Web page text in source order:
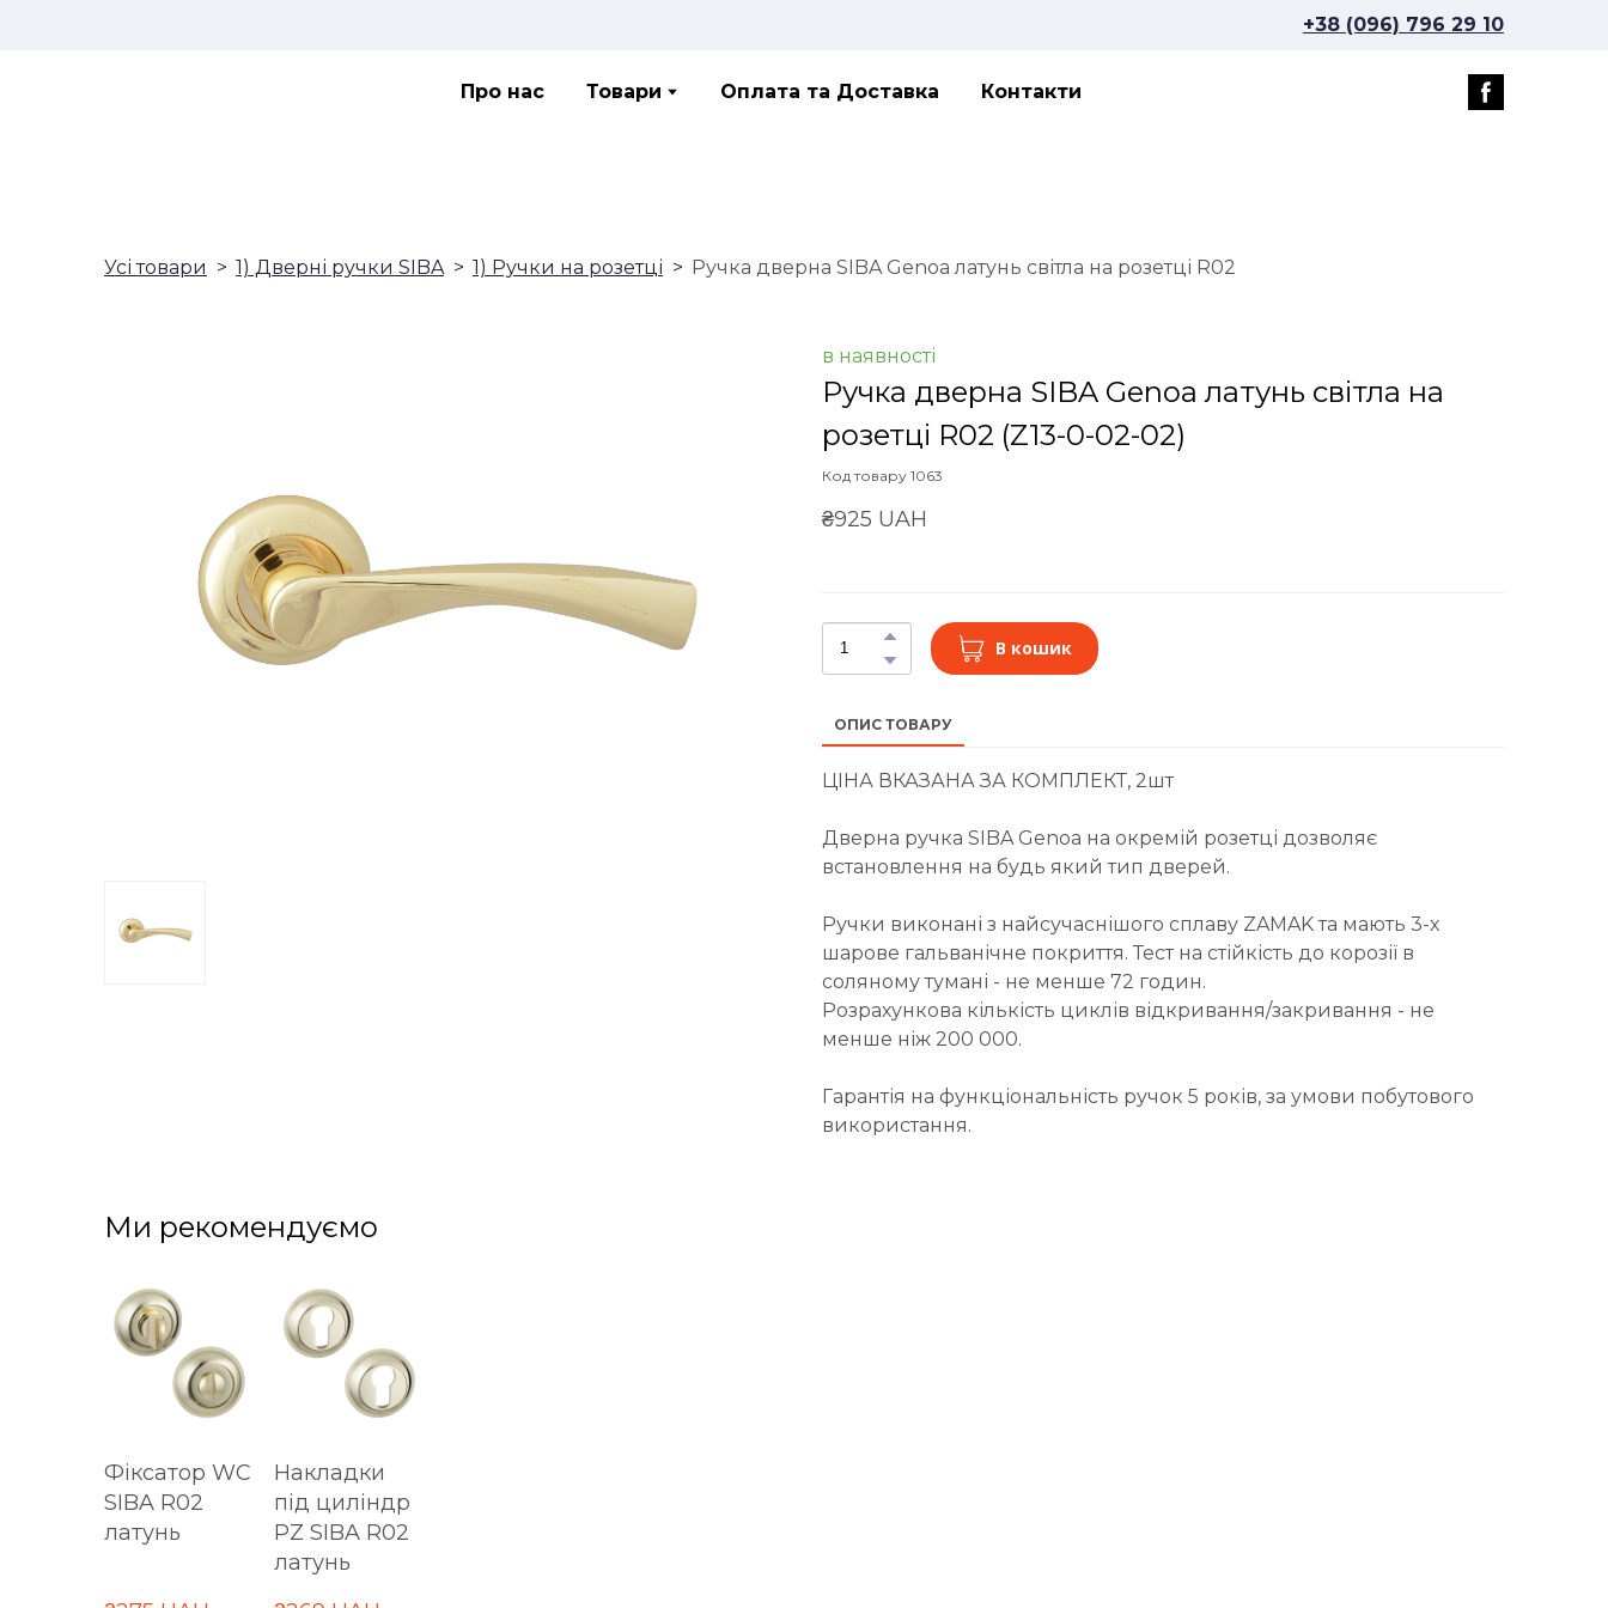
+38 (096) 796 29 10
Про нас Товари Оплата та Доставка Контакти
Усі товари 1) Дверні ручки SIBA 1) Ручки на розетці Ручка дверна SIBA Genoa латунь світла на розетці R02
в наявності
Ручка дверна SIBA Genoa латунь світла на
розетці R02 (Z13-0-02-02)
Код товару 1063
₴925 UAH
В кошик
ОПИС ТОВАРУ
ЦІНА ВКАЗАНА ЗА КОМПЛЕКТ, 2шт
Дверна ручка SIBA Genoa на окремій розетці дозволяє
встановлення на будь який тип дверей.
Ручки виконані з найсучаснішого сплаву ZAMAK та мають 3-х
шарове гальванічне покриття. Тест на стійкість до корозії в
соляному тумані - не менше 72 годин.
Розрахункова кількість циклів відкривання/закривання - не
менше ніж 200 000.
Гарантія на функціональність ручок 5 років, за умови побутового
використання.
Ми рекомендуємо
Фіксатор WC
SIBA R02
латунь
Накладки
під циліндр
PZ SIBA R02
латунь